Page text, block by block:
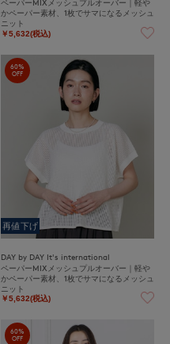
かペーパー素材、1枚でサマになるメッシュ
ニット
￥5,632(税込)
60%
OFF
再値下げ
DAY by DAY It's international
ペーパーMIXメッシュプルオーバー｜軽や
かペーパー素材、1枚でサマになるメッシュ
ニット
￥5,632(税込)
60%
OFF